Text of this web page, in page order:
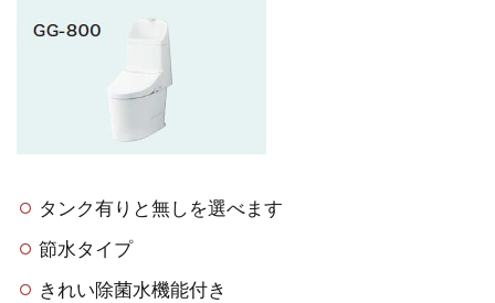
タンク有りと無しを選べます
節水タイプ
きれい除菌水機能付き